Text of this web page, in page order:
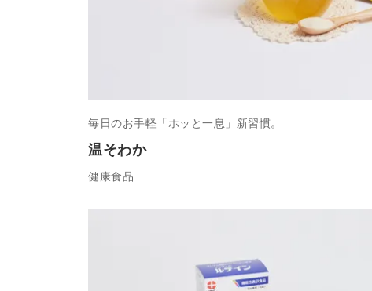
温そわか
毎日のお手軽「ホッと一息」新習慣。
健康食品